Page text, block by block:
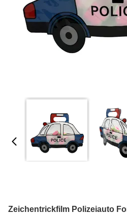
Zeichentrickfilm Polizeiauto